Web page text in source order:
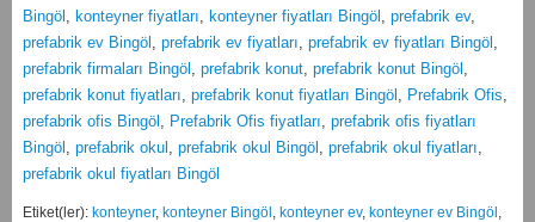
Bingöl , konteyner fiyatları, konteyner fiyatları Bingöl , prefabrik ev,
prefabrik ev Bingöl , prefabrik ev fiyatları, prefabrik ev fiyatları Bingöl ,
prefabrik firmaları Bingöl , prefabrik konut, prefabrik konut Bingöl ,
prefabrik konut fiyatları, prefabrik konut fiyatları Bingöl , Prefabrik Ofis,
prefabrik ofis Bingöl , Prefabrik Ofis fiyatları, prefabrik ofis fiyatları
Bingöl , prefabrik okul , prefabrik okul Bingöl , prefabrik okul fiyatları,
prefabrik okul fiyatları Bingöl
Etiket(ler): konteyner, konteyner Bingöl , konteyner ev, konteyner ev Bingöl ,